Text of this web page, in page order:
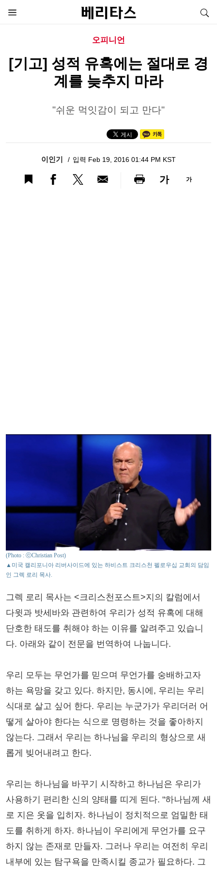
오피니언
[기고] 성적 유혹에는 절대로 경
계를 늦추지 마라
"쉬운 먹잇감이 되고 만다"
이인기 입력 Feb 19, 2016 01:44 PM KST
가 가
(Photo : ⓒChristian Post)
▲미국 캘리포니아 리버사이드에 있는 하비스트 크리스천 펠로우십 교회의 담임
인 그렉 로리 목사.
그렉 로리 목사는 <크리스천포스트>지의 칼럼에서
다윗과 밧세바와 관련하여 우리가 성적 유혹에 대해
단호한 태도를 취해야 하는 이유를 알려주고 있습니
다. 아래와 같이 전문을 번역하여 나눕니다.
우리 모두는 무언가를 믿으며 무언가를 숭배하고자
하는 욕망을 갖고 있다. 하지만, 동시에, 우리는 우리
식대로 살고 싶어 한다. 우리는 누군가가 우리더러 어
떻게 살아야 한다는 식으로 명령하는 것을 좋아하지
않는다. 그래서 우리는 하나님을 우리의 형상으로 새
롭게 빚어내려고 한다.
우리는 하나님을 바꾸기 시작하고 하나님은 우리가
사용하기 편리한 신의 양태를 띠게 된다. "하나님께 새
로 지은 옷을 입히자. 하나님이 정치적으로 엄밀한 태
도를 취하게 하자. 하나님이 우리에게 무언가를 요구
하지 않는 존재로 만들자. 그러나 우리는 여전히 우리
내부에 있는 탐구욕을 만족시킬 종교가 필요하다. 그